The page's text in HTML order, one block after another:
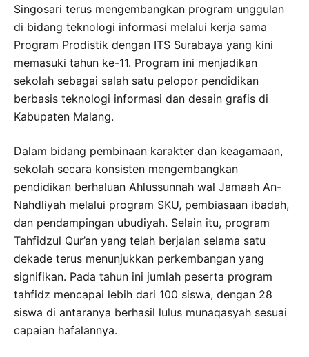
Singosari terus mengembangkan program unggulan
di bidang teknologi informasi melalui kerja sama
Program Prodistik dengan ITS Surabaya yang kini
memasuki tahun ke-11. Program ini menjadikan
sekolah sebagai salah satu pelopor pendidikan
berbasis teknologi informasi dan desain grafis di
Kabupaten Malang.
Dalam bidang pembinaan karakter dan keagamaan,
sekolah secara konsisten mengembangkan
pendidikan berhaluan Ahlussunnah wal Jamaah An-
Nahdliyah melalui program SKU, pembiasaan ibadah,
dan pendampingan ubudiyah. Selain itu, program
Tahfidzul Qur’an yang telah berjalan selama satu
dekade terus menunjukkan perkembangan yang
signifikan. Pada tahun ini jumlah peserta program
tahfidz mencapai lebih dari 100 siswa, dengan 28
siswa di antaranya berhasil lulus munaqasyah sesuai
capaian hafalannya.